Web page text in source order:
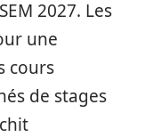
2027. Les
une
cours
de stages